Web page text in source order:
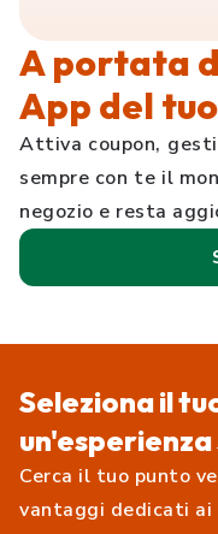
A portata
App del
Attiva coupon,
sempre con te il
negozio e resta
Seleziona il
un'esperienza
Cerca il tuo punto
vantaggi dedicati